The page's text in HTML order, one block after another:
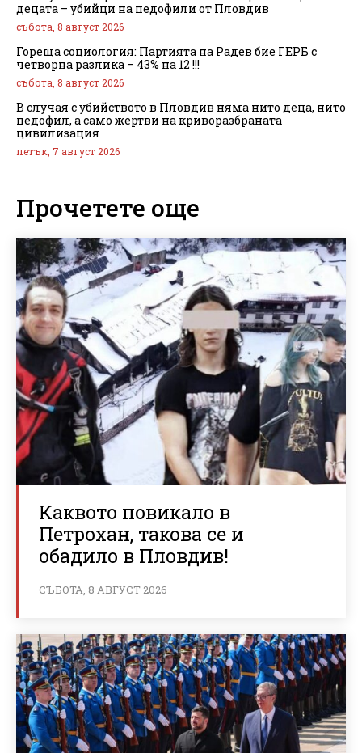
децата – убийци на педофили от Пловдив
събота, 8 август 2026
Гореща социология: Партията на Радев бие ГЕРБ с
четворна разлика – 43% на 12 !!!
събота, 8 август 2026
В случая с убийството в Пловдив няма нито деца, нито
педофил, а само жертви на криворазбраната
цивилизация
петък, 7 август 2026
Прочетете още
Каквото повикало в
Петрохан, такова се и
обадило в Пловдив!
СЪБОТА, 8 АВГУСТ 2026